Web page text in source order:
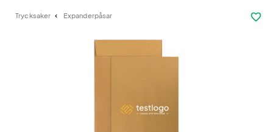
Trycksaker Expanderpåsar favorite_border